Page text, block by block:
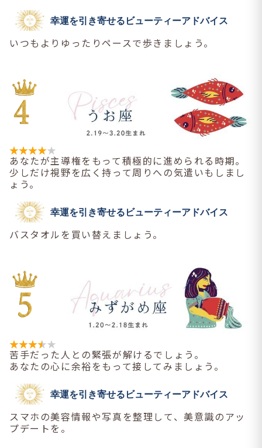
幸運を引き寄せるビューティーアドバイス
いつもよりゆったりペースで歩きましょう。
あなたが主導権をもって積極的に進められる時期。
少しだけ視野を広く持って周りへの気遣いもしまし
ょう。
幸運を引き寄せるビューティーアドバイス
バスタオルを買い替えましょう。
苦手だった人との緊張が解けるでしょう。
あなたの心に余裕をもって接してみましょう。
幸運を引き寄せるビューティーアドバイス
スマホの美容情報や写真を整理して、美意識のアッ
プデートを。